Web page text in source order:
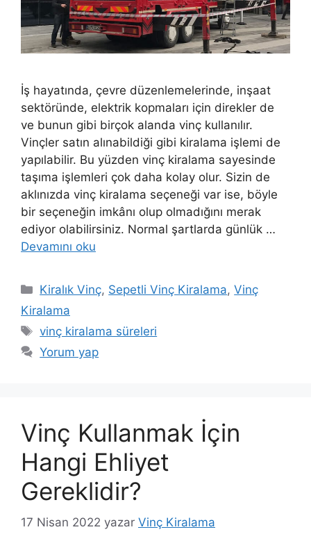
İş hayatında, çevre düzenlemelerinde, inşaat
sektöründe, elektrik kopmaları için direkler de
ve bunun gibi birçok alanda vinç kullanılır.
Vinçler satın alınabildiği gibi kiralama işlemi de
yapılabilir. Bu yüzden vinç kiralama sayesinde
taşıma işlemleri çok daha kolay olur. Sizin de
aklınızda vinç kiralama seçeneği var ise, böyle
bir seçeneğin imkânı olup olmadığını merak
ediyor olabilirsiniz. Normal şartlarda günlük …
Devamını oku
Kategoriler
Kiralık Vinç, Sepetli Vinç Kiralama,Vinç
Kiralama
Etiketler
vinç kiralama süreleri
Yorum yap
Vinç Kullanmak İçin
Hangi Ehliyet
Gereklidir?
17 Nisan 2022 yazar Vinç Kiralama